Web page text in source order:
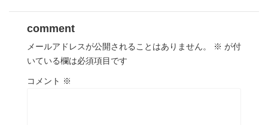
comment
メールアドレスが公開されることはありません。 ※ が付
いている欄は必須項目です
コメント ※